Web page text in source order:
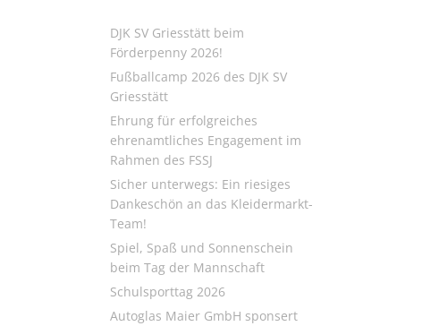
DJK SV Griesstätt beim
Förderpenny 2026!
Fußballcamp 2026 des DJK SV
Griesstätt
Ehrung für erfolgreiches
ehrenamtliches Engagement im
Rahmen des FSSJ
Sicher unterwegs: Ein riesiges
Dankeschön an das Kleidermarkt-
Team!
Spiel, Spaß und Sonnenschein
beim Tag der Mannschaft
Schulsporttag 2026
Autoglas Maier GmbH sponsert